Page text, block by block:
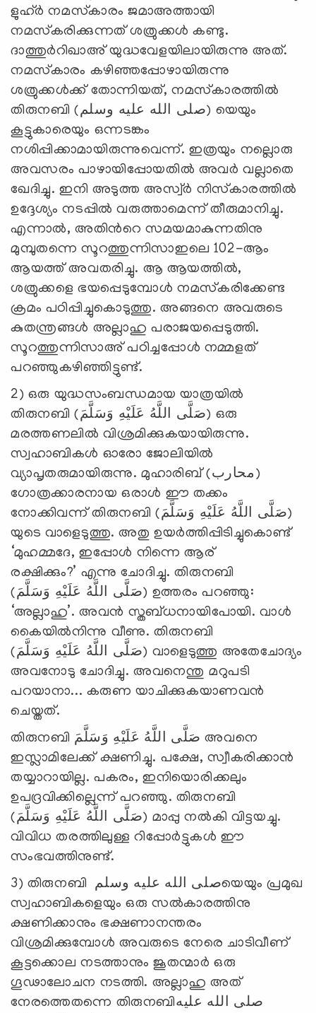
ളുഹ്‌ര്‍ നമസ്‌കാരം ജമാഅത്തായി
നമസ്‌കരിക്കുന്നത് ശത്രുക്കള്‍ കണ്ടു.
ദാത്തുര്‍റിഖാഅ്‌ യുദ്ധവേളയിലായിരുന്നു അത്‌.
നമസ്‌കാരം കഴിഞ്ഞപ്പോഴായിരുന്നു
ശത്രുക്കള്‍ക്ക്‌ തോന്നിയത്‌, നമസ്‌കാരത്തില്‍
തിരുനബി (صلى الله عليه وسلم) യെയും
കൂട്ടുകാരെയും ഒന്നടങ്കം
നശിപ്പിക്കാമായിരുന്നുവെന്ന്‌. ഇത്രയും നല്ലൊരു
അവസരം പാഴായിപ്പോയതില്‍ അവര്‍ വല്ലാതെ
ഖേദിച്ചു. ഇനി അടുത്ത അസ്വ്‌ര്‍ നിസ്‌കാരത്തില്‍
ഉദ്ദേശ്യം നടപ്പില്‍ വരുത്താമെന്ന്‌ തീരുമാനിച്ചു.
എന്നാല്‍, അതിന്‍റെ സമയമാകുന്നതിനു
മുമ്പുതന്നെ സൂറത്തുന്നിസാഇലെ 102-ആം
ആയത്ത് അവതരിച്ചു. ആ ആയത്തില്‍,
ശത്രുക്കളെ ഭയപ്പെടുമ്പോള്‍ നമസ്‌കരിക്കേണ്ട
ക്രമം പഠിപ്പിച്ചുകൊടുത്തു. അങ്ങനെ അവരുടെ
കുതന്ത്രങ്ങള്‍ അല്ലാഹു പരാജയപ്പെടുത്തി.
സൂറത്തുന്നിസാഅ് പഠിച്ചപ്പോള്‍ നമ്മളത്
പറഞ്ഞുകഴിഞ്ഞിട്ടുണ്ട്.
2) ഒരു യുദ്ധസംബന്ധമായ യാത്രയില്‍
തിരുനബി (صَلَّى اللَّهُ عَلَيْهِ وَسَلَّمَ) ഒരു
മരത്തണലില്‍ വിശ്രമിക്കുകയായിരുന്നു.
സ്വഹാബികള്‍ ഓരോ ജോലിയില്‍
വ്യാപൃതരുമായിരുന്നു. മുഹാരിബ് (محارب)
ഗോത്രക്കാരനായ ഒരാള്‍ ഈ തക്കം
നോക്കിവന്ന് തിരുനബി (صَلَّى اللَّهُ عَلَيْهِ وَسَلَّمَ)
യുടെ വാളെടുത്തു. അതു ഉയര്‍ത്തിപ്പിടിച്ചുകൊണ്ട്
‘മുഹമ്മദേ, ഇപ്പോള്‍ നിന്നെ ആര്
രക്ഷിക്കും?’ എന്നു ചോദിച്ചു. തിരുനബി
(صَلَّى اللَّهُ عَلَيْهِ وَسَلَّمَ) ഉത്തരം പറഞ്ഞു:
‘അല്ലാഹു’. അവന്‍ സ്തബ്ധനായിപോയി. വാള്‍
കൈയില്‍നിന്നു വീണു. തിരുനബി
(صَلَّى اللَّهُ عَلَيْهِ وَسَلَّمَ) വാളെടുത്തു അതേചോദ്യം
അവനോടു ചോദിച്ചു. അവനെന്തു മറുപടി
പറയാനാ... കരുണ യാചിക്കുകയാണവന്‍
ചെയ്തത്.
തിരുനബി صَلَّى اللَّهُ عَلَيْهِ وَسَلَّمَ അവനെ
ഇസ്ലാമിലേക്ക് ക്ഷണിച്ചു. പക്ഷേ, സ്വീകരിക്കാന്‍
തയ്യാറായില്ല. പകരം, ഇനിയൊരിക്കലും
ഉപദ്രവിക്കില്ലെന്ന് പറഞ്ഞു. തിരുനബി
(صَلَّى اللَّهُ عَلَيْهِ وَسَلَّمَ) മാപ്പു നല്‍കി വിട്ടയച്ചു.
വിവിധ തരത്തിലുള്ള റിപ്പോര്‍ട്ടുകള്‍ ഈ
സംഭവത്തിനുണ്ട്.
3) തിരുനബി صلى الله عليه وسلمയെയും പ്രമുഖ
സ്വഹാബികളെയും ഒരു സല്‍കാരത്തിനു
ക്ഷണിക്കാനും ഭക്ഷണാനന്തരം
വിശ്രമിക്കുമ്പോള്‍ അവരുടെ നേരെ ചാടിവീണ്
കൂട്ടക്കൊല നടത്താനും ജൂതന്മാര്‍ ഒരു
ഗൂഢാലോചന നടത്തി. അല്ലാഹു അത്
നേരത്തെതന്നെ തിരുനബിصلى الله عليه